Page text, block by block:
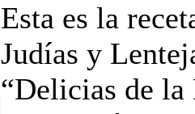
Esta es la
Judías y
“Delicias de